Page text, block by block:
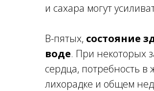
и сахара могут
В-пятых, состояние
воде. При некоторых
сердца, потребность
лихорадке и общем